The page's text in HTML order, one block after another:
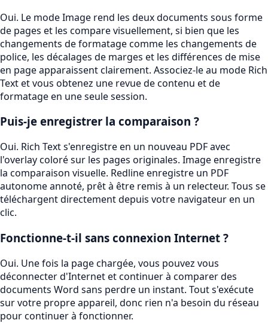
Oui. Le mode Image rend les deux documents sous forme
de pages et les compare visuellement, si bien que les
changements de formatage comme les changements de
police, les décalages de marges et les différences de mise
en page apparaissent clairement. Associez-le au mode Rich
Text et vous obtenez une revue de contenu et de
formatage en une seule session.
Puis-je enregistrer la comparaison ?
Oui. Rich Text s'enregistre en un nouveau PDF avec
l'overlay coloré sur les pages originales. Image enregistre
la comparaison visuelle. Redline enregistre un PDF
autonome annoté, prêt à être remis à un relecteur. Tous se
téléchargent directement depuis votre navigateur en un
clic.
Fonctionne-t-il sans connexion Internet ?
Oui. Une fois la page chargée, vous pouvez vous
déconnecter d'Internet et continuer à comparer des
documents Word sans perdre un instant. Tout s'exécute
sur votre propre appareil, donc rien n'a besoin du réseau
pour continuer à fonctionner.